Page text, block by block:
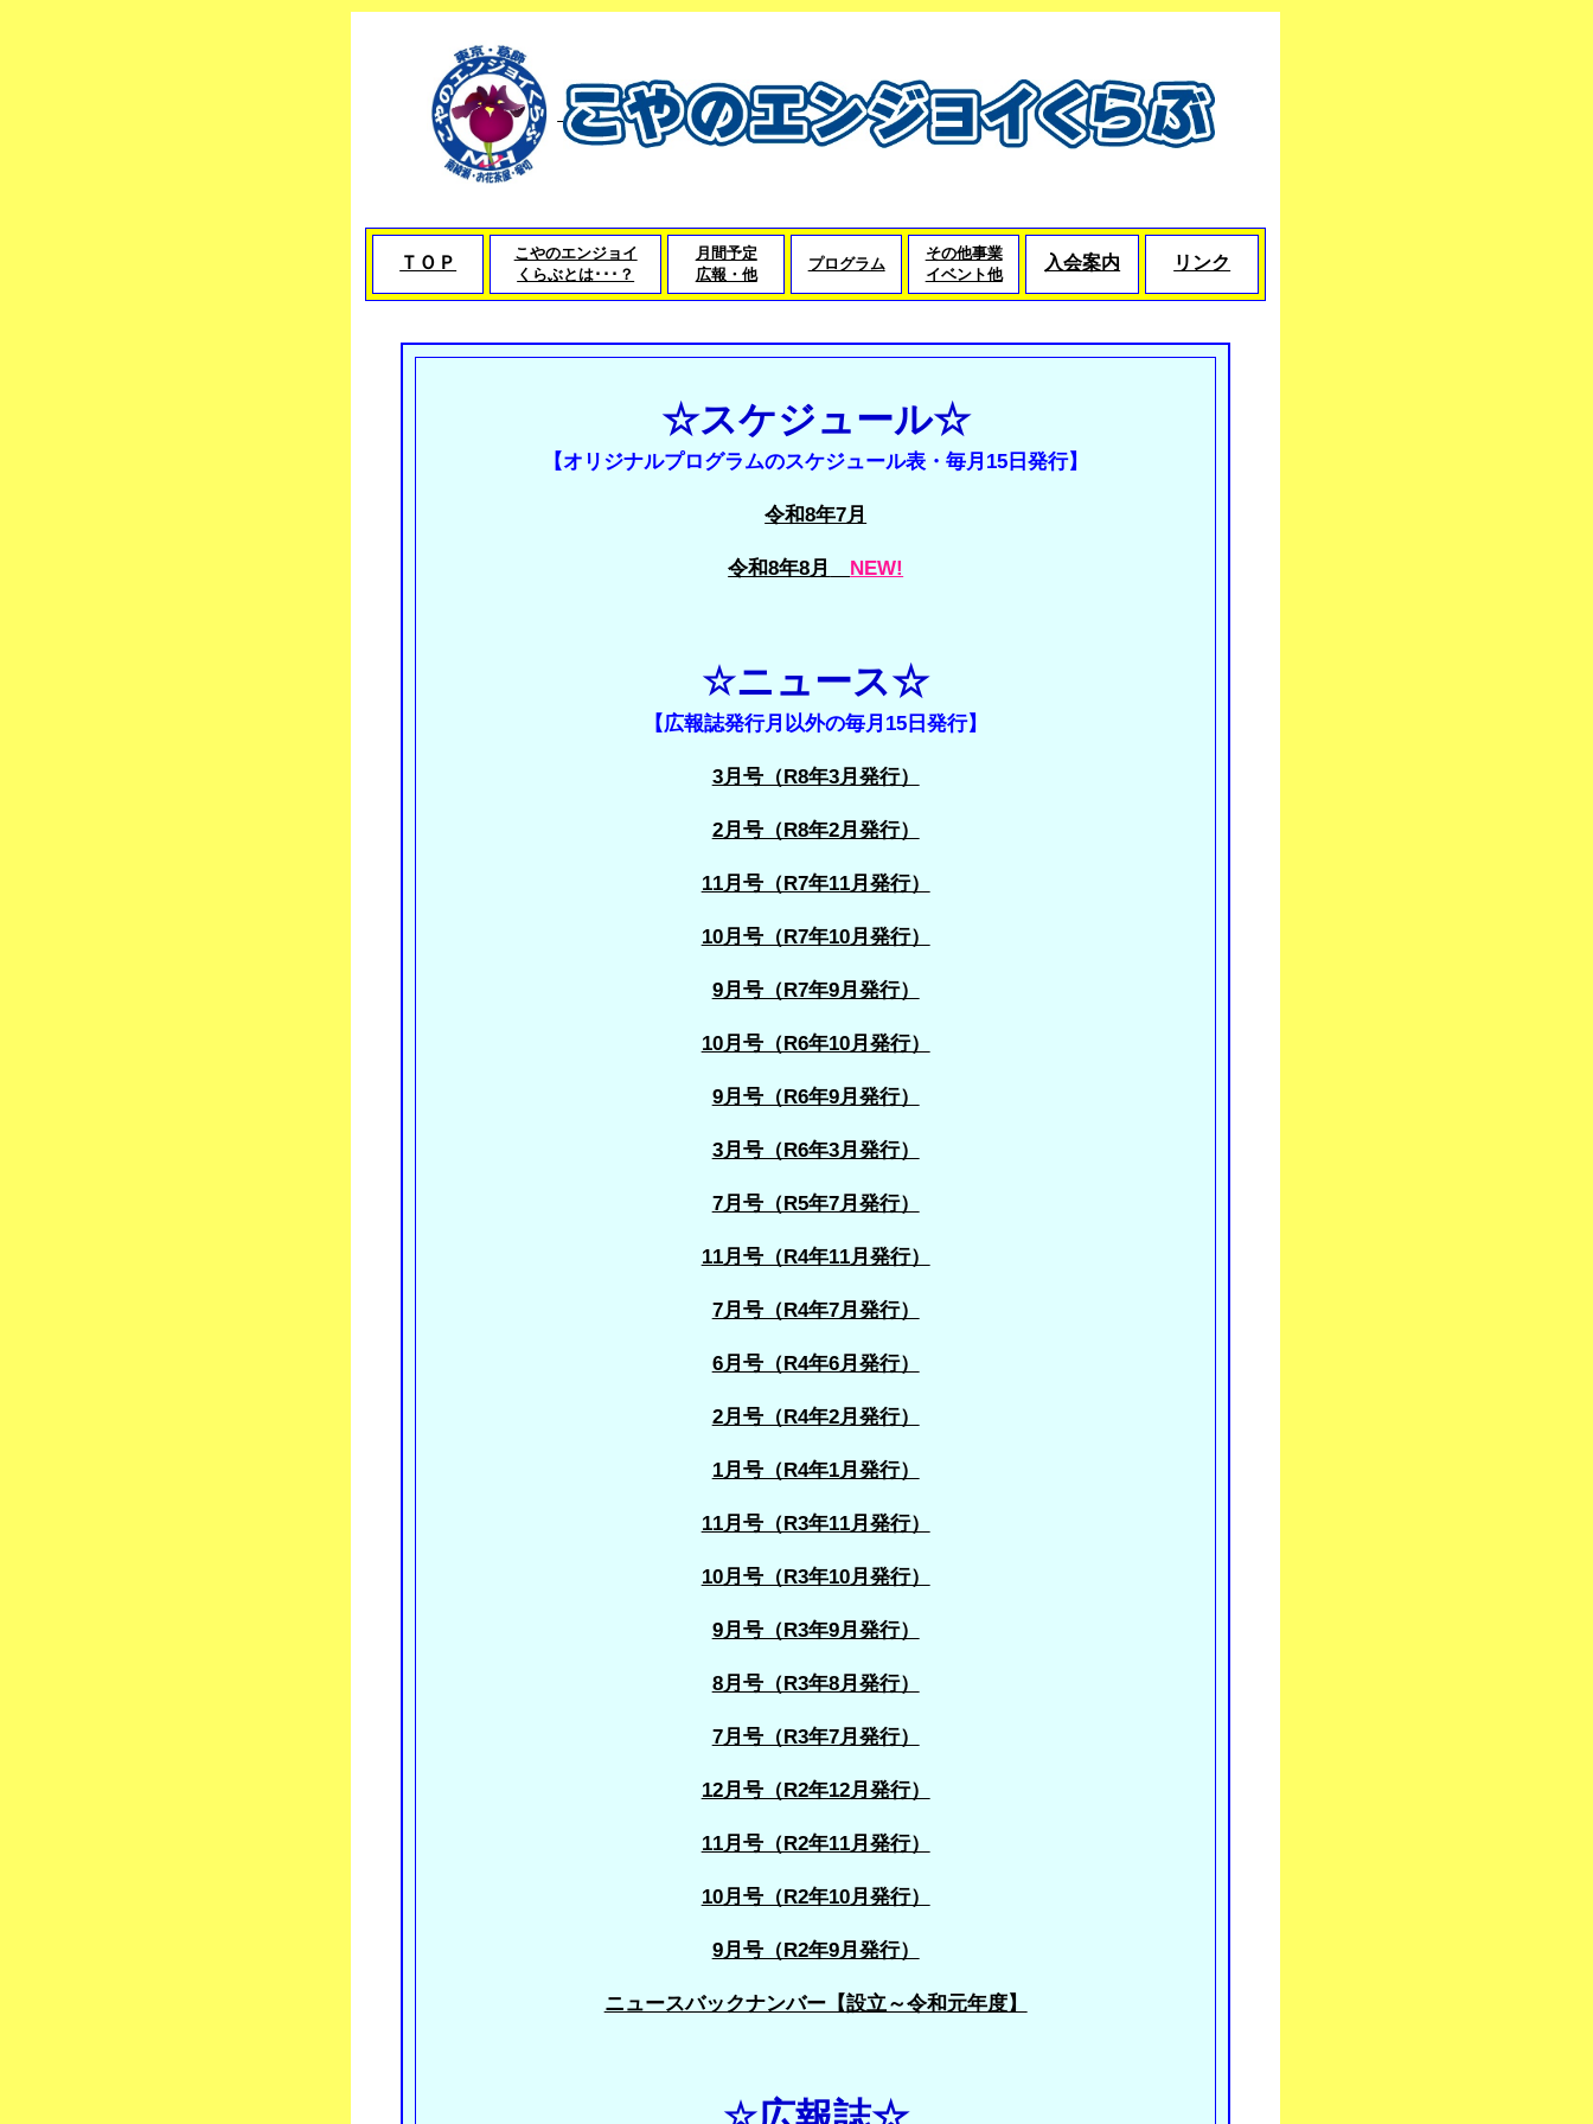
ＴＯＰ
こやのエンジョイ
くらぶとは･･･？
月間予定
広報・他
プログラム
その他事業
イベント他
入会案内 リンク
☆スケジュール☆
【オリジナルプログラムのスケジュール表・毎月15日発行】
令和8年7月
令和8年8月 NEW!
☆ニュース☆
【広報誌発行月以外の毎月15日発行】
3月号（R8年3月発行）
2月号（R8年2月発行）
11月号（R7年11月発行）
10月号（R7年10月発行）
9月号（R7年9月発行）
10月号（R6年10月発行）
9月号（R6年9月発行）
3月号（R6年3月発行）
7月号（R5年7月発行）
11月号（R4年11月発行）
7月号（R4年7月発行）
6月号（R4年6月発行）
2月号（R4年2月発行）
1月号（R4年1月発行）
11月号（R3年11月発行）
10月号（R3年10月発行）
9月号（R3年9月発行）
8月号（R3年8月発行）
7月号（R3年7月発行）
12月号（R2年12月発行）
11月号（R2年11月発行）
10月号（R2年10月発行）
9月号（R2年9月発行）
ニュースバックナンバー【設立～令和元年度】